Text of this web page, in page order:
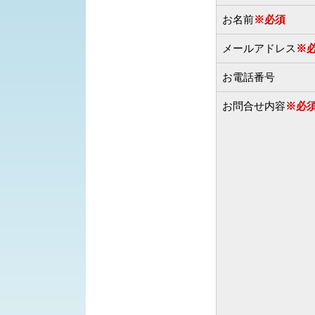
お名前※必須
メールアドレス ※
お電話番号
お問合せ内容※必